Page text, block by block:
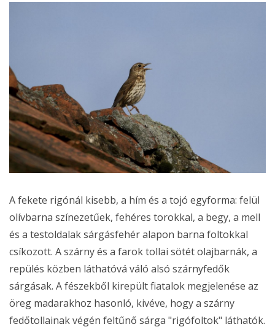
A fekete rigónál kisebb, a hím és a tojó egyforma: felül
olívbarna színezetűek, fehéres torokkal, a begy, a mell
és a testoldalak sárgásfehér alapon barna foltokkal
csíkozott. A szárny és a farok tollai sötét olajbarnák, a
repülés közben láthatóvá váló alsó szárnyfedők
sárgásak. A fészekből kirepült fiatalok megjelenése az
öreg madarakhoz hasonló, kivéve, hogy a szárny
fedőtollainak végén feltűnő sárga "rigófoltok" láthatók.